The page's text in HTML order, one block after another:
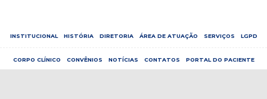
INSTITUCIONAL HISTÓRIA DIRETORIA ÁREA DE ATUAÇÃO SERVIÇOS LGPD
CORPO CLÍNICO CONVÊNIOS NOTÍCIAS CONTATOS PORTAL DO PACIENTE